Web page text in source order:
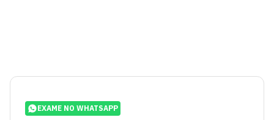
EXAME NO WHATSAPP